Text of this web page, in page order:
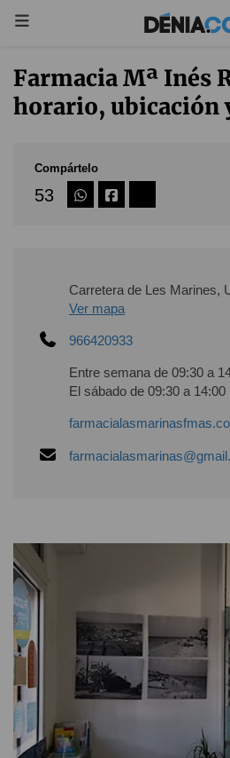
Farmacia Mª Inés
horario, ubicación
Compártelo
53
Carretera de Les Marines,
Ver mapa
966420933
Entre semana de 09:30 a
El sábado de 09:30 a 14:00